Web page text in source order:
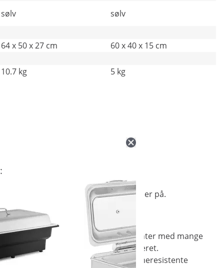
sølv
sølv
64 x 50 x 27 cm
60 x 40 x 15 cm
10.7 kg
5 kg
tidsrum, uden at maden brænder på.
chafing dish perfekt til arrangementer med mange
sovs, chili con carne eller gryderet.
Det praktiske varmeresistente